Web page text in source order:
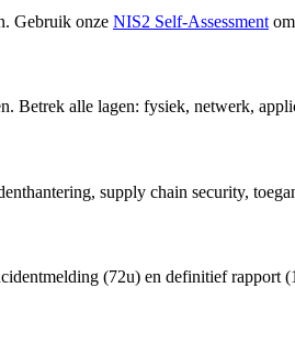
Gebruik onze NIS2 Self-Assessment
Betrek alle lagen: fysiek, netwerk,
supply chain security,
(72u) en definitief rapport